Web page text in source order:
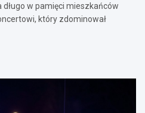
długo w pamięci mieszkańców
który zdominował